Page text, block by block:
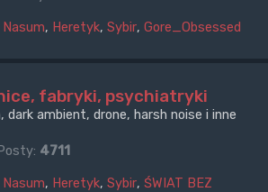
Nasum, Heretyk, Sybir, Gore_Obsessed
fabryki, psychiatryki
dark ambient, drone, harsh noise i inne
4711
Nasum, Heretyk, Sybir, ŚWIAT BEZ